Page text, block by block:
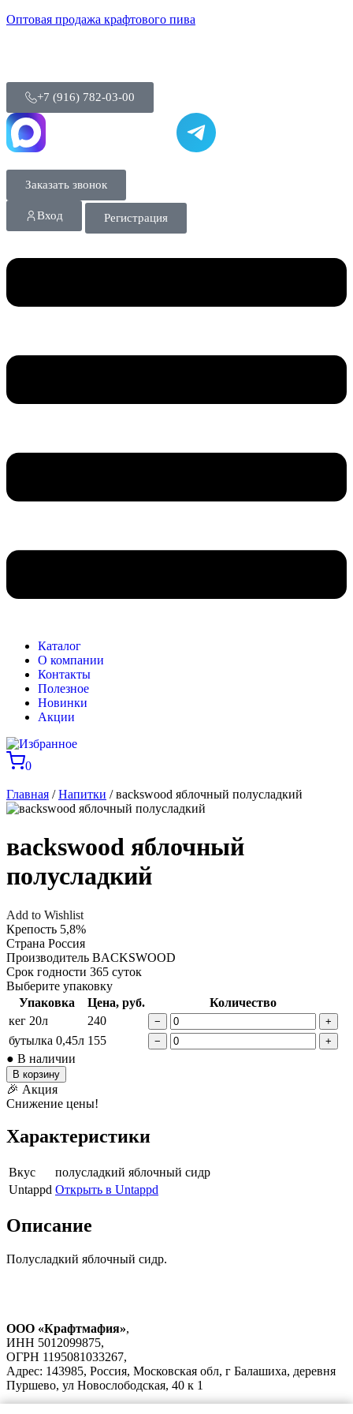
Оптовая продажа крафтового пива
+7 (916) 782-03-00
Заказать звонок
Вход Регистрация
Каталог
О компании
Контакты
Полезное
Новинки
Акции
0
Главная /Напитки / вackswood яблочный полусладкий
вackswood яблочный
полусладкий
Add to Wishlist
Крепость 5,8%
Страна Россия
Производитель BACKSWOOD
Срок годности 365 суток
Выберите упаковку
Упаковка
Цена, руб.
Количество
кег 20л
240 − +
бутылка 0,45л 155 − +
● В наличии
В корзину
🎉 Акция
Снижение цены!
Характеристики
Вкус
полусладкий яблочный сидр
Untappd Открыть в Untappd
Описание
Полусладкий яблочный сидр.
ООО «Крафтмафия»,
ИНН 5012099875,
ОГРН 1195081033267,
Адрес: 143985, Россия, Московская обл, г Балашиха, деревня
Пуршево, ул Новослободская, 40 к 1